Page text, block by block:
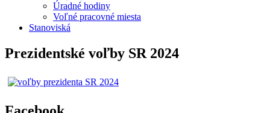
Úradné hodiny
Voľné pracovné miesta
Stanoviská
Prezidentské voľby SR 2024